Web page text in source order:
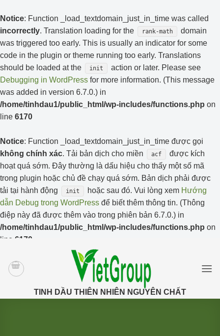
Notice: Function _load_textdomain_just_in_time was called
incorrectly. Translation loading for the rank-math
domain
was triggered too early. This is usually an indicator for some
code in the plugin or theme running too early. Translations
should be loaded at the
init
action or later. Please see
Debugging in WordPress for more information. (This message
was added in version 6.7.0.) in
/home/tinhdau1/public_html/wp-includes/functions.php on
line 6170
Notice: Function _load_textdomain_just_in_time được gọi
không chính xác. Tải bản dịch cho miền acf
được kích
hoạt quá sớm. Đây thường là dấu hiệu cho thấy một số mã
trong plugin hoặc chủ đề chạy quá sớm. Bản dịch phải được
tải tại hành động
init hoặc sau đó. Vui lòng xem Hướng
dẫn Debug trong WordPress để biết thêm thông tin. (Thông
điệp này đã được thêm vào trong phiên bản 6.7.0.) in
/home/tinhdau1/public_html/wp-includes/functions.php on
line 6170
qua
nội
TINH DẦU THIÊN NHIÊN NGUYÊN CHẤT